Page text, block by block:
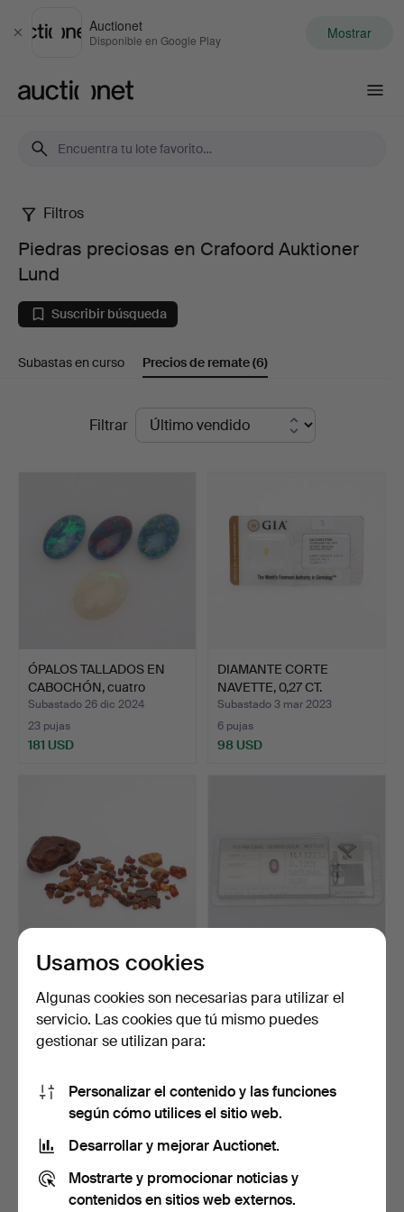
Cerrar
Auctionet
Disponible en Google Play Mostrar
Piedras
preciosas
en
Crafoord
Filtros
Piedras preciosas en Crafoord Auktioner
Lund
Suscribir búsqueda
Subastas en curso Precios de remate(6)
Filtrar
ÓPALOS TALLADOS EN
CABOCHÓN, cuatro
piezas…
Subastado 26 dic 2024
23 pujas
181 USD
DIAMANTE CORTE
NAVETTE, 0,27 CT.
Subastado 3 mar 2023
6 pujas
98 USD
PIEDRA DE ÁMBAR
NATURAL, UN Lote, uno
más …
Subastado 25 may 2021
9 pujas
106 USD
OVAL, 0,73 ct.
Subastado 27 abr 2020
16 pujas
Usamos cookies
Algunas cookies son necesarias para utilizar el
servicio. Las cookies que tú mismo puedes
gestionar se utilizan para:
Personalizar el contenido y las funciones
según cómo utilices el sitio web.
Desarrollar y mejorar Auctionet.
Mostrarte y promocionar noticias y
contenidos en sitios web externos.